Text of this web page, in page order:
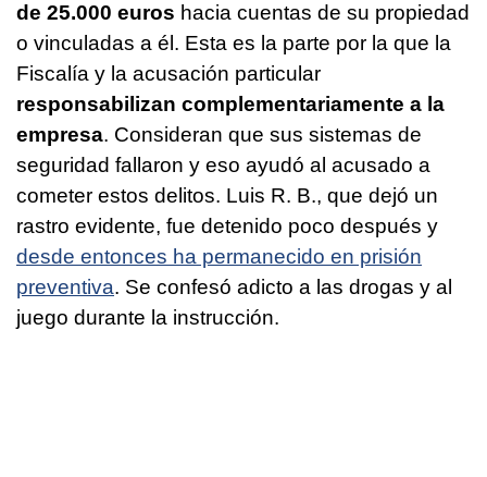
de 25.000 euros hacia cuentas de su propiedad
o vinculadas a él. Esta es la parte por la que la
Fiscalía y la acusación particular
responsabilizan complementariamente a la
empresa. Consideran que sus sistemas de
seguridad fallaron y eso ayudó al acusado a
cometer estos delitos. Luis R. B., que dejó un
rastro evidente, fue detenido poco después y
desde entonces ha permanecido en prisión
preventiva. Se confesó adicto a las drogas y al
juego durante la instrucción.